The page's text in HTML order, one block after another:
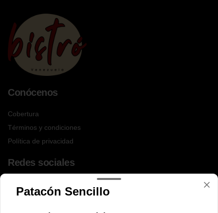
Conócenos
Cobertura
Términos y condiciones
Política de privacidad
Redes sociales
Facebook
Patacón Sencillo